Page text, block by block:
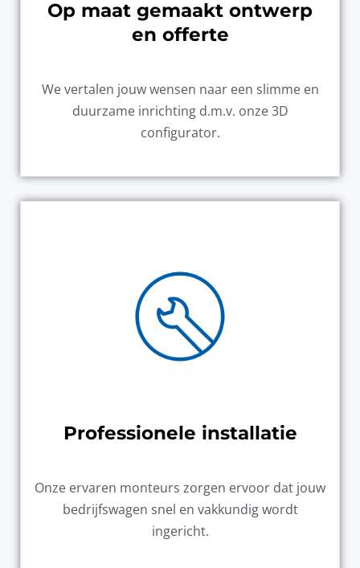
Op maat gemaakt ontwerp
en offerte
We vertalen jouw wensen naar een slimme en
duurzame inrichting d.m.v. onze 3D
configurator.
Professionele installatie
Onze ervaren monteurs zorgen ervoor dat jouw
bedrijfswagen snel en vakkundig wordt
ingericht.